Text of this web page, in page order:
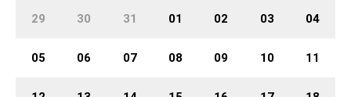
29 30 31 01 02 03 04
05 06 07 08 09 10 11